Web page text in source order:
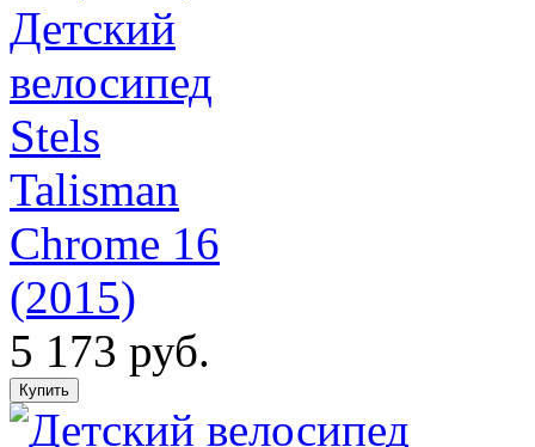
Детский
велосипед
Stels
Talisman
Chrome 16
(2015)
5 173 руб.